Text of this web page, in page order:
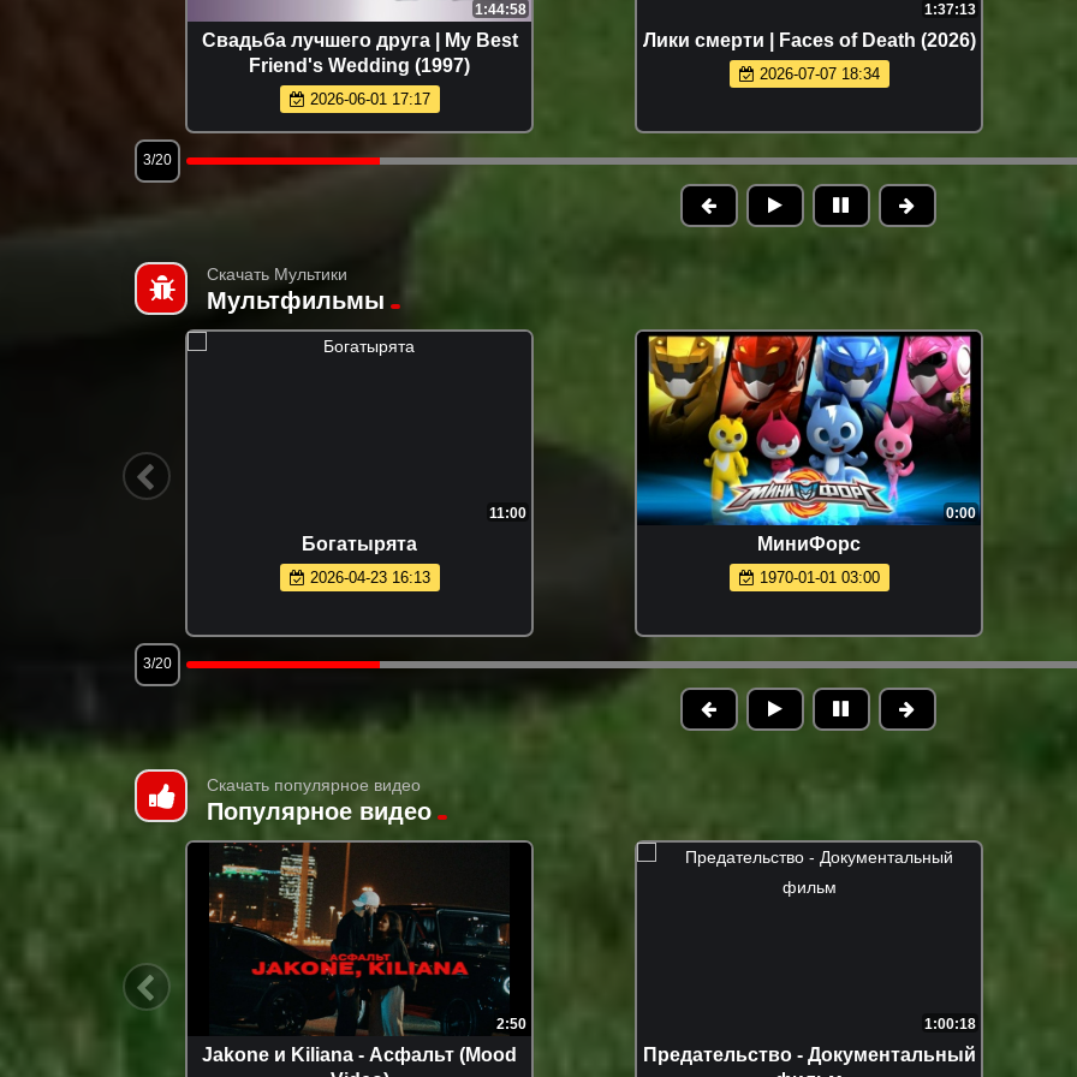
1:44:58
Свадьба лучшего друга | My Best
Friend's Wedding (1997)
2026-06-01 17:17
1:37:13
Лики смерти | Faces of Death (2026)
2026-07-07 18:34
3/20
Скачать Мультики
Мультфильмы
11:00
Богатырята
2026-04-23 16:13
0:00
МиниФорс
1970-01-01 03:00
3/20
Скачать популярное видео
Популярное видео
2:50
Jakone и Kiliana - Асфальт (Mood
1:00:18
Предательство - Документальный